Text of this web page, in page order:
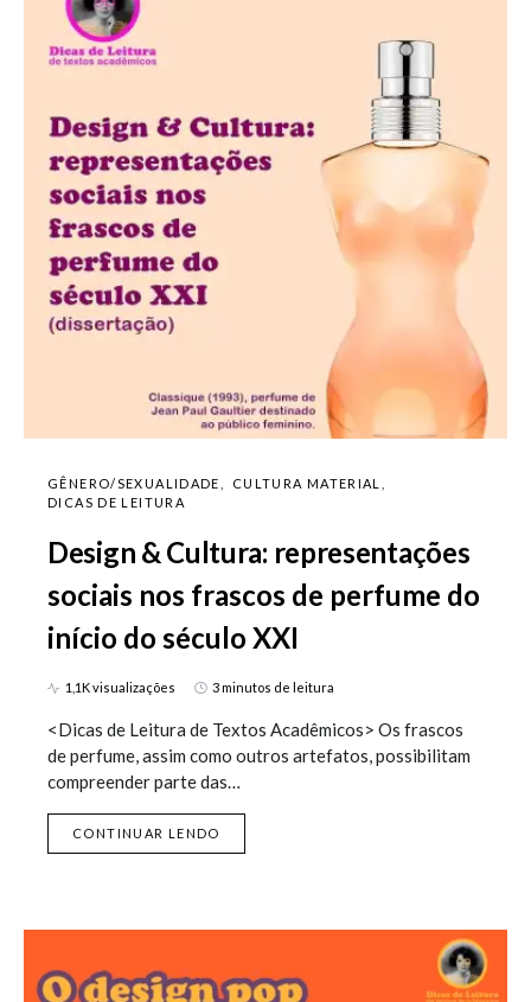
GÊNERO/SEXUALIDADE
CULTURA MATERIAL
DICAS DE LEITURA
Design & Cultura: representações
sociais nos frascos de perfume do
início do século XXI
1,1K visualizações 3 minutos de leitura
<Dicas de Leitura de Textos Acadêmicos> Os frascos
de perfume, assim como outros artefatos, possibilitam
compreender parte das…
CONTINUAR LENDO